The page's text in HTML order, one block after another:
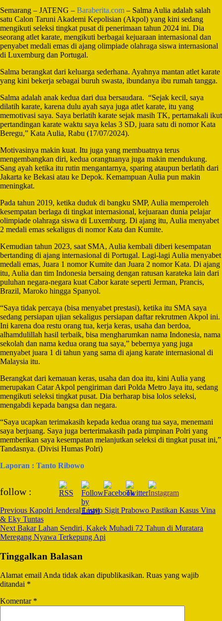
Semarang – JATENG – Baraberita.com – Salma Aulia adalah salah
satu Calon Taruni Akademi Kepolisian (Akpol) yang kini sedang
mengikuti seleksi tingkat pusat di penerimaan tahun 2024 ini. Dia
seorang atlet karate, mengikuti berbagai kejuaraan internasional dan
penyabet medali emas di ajang olimpiade olahraga siswa internasional
di Luxemburg dan Portugal.
Salma berangkat dari keluarga sederhana. Ayahnya mantan atlet karate
yang kini bekerja sebagai buruh swasta, ibundanya ibu rumah tangga.
Salma adalah anak kedua dari dua bersaudara. “Sejak kecil, saya
dilatih karate, karena dulu ayah saya juga atlet karate, itu yang
memotivasi saya. Saya berlatih karate sejak masih TK, pertamakali ikut
pertandingan karate waktu saya kelas 3 SD, juara satu di nomor Kata
Beregu,” Kata Aulia, Rabu (17/07/2024).
Motivasinya makin kuat. Itu juga yang membuatnya terus
mengembangkan diri, kedua orangtuanya juga makin mendukung.
Sang ayah ketika itu rutin mengantarnya, sparing ataupun berlatih dari
Jakarta ke Bekasi atau ke Depok. Kemampuan Aulia pun makin
meningkat.
Pada tahun 2019, ketika duduk di bangku SMP, Aulia memperoleh
kesempatan berlaga di tingkat internasional, kejuaraan dunia pelajar
olimpiade olahraga siswa di Luxemburg. Di ajang itu, Aulia menyabet
2 medali emas sekaligus di nomor Kata dan Kumite.
Kemudian tahun 2023, saat SMA, Aulia kembali diberi kesempatan
bertanding di ajang internasional di Portugal. Lagi-lagi Aulia menyabet
medali emas, Juara 1 nomor Kumite dan Juara 2 nomor Kata. Di ajang
itu, Aulia dan tim Indonesia bersaing dengan ratusan karateka lain dari
puluhan negara-negara kuat Cabor karate seperti Jerman, Prancis,
Brazil, Maroko hingga Spanyol.
“Saya tidak percaya (bisa menyabet prestasi), ketika itu SMA saya
sedang persiapan ujian sekaligus persiapan daftar rekrutmen Akpol ini.
Ini karena doa restu orang tua, kerja keras, usaha dan berdoa,
alhamdulillah hasil terbaik, bisa mengharumkan nama Indonesia, nama
sekolah dan nama kedua orang tua saya,” bebernya yang juga
menyabet juara 1 di tahun yang sama di ajang karate internasional di
Malaysia itu.
Berangkat dari kemauan keras, usaha dan doa itu, kini Aulia yang
merupakan Catar Akpol pengiriman dari Polda Metro Jaya itu, sedang
mengikuti seleksi tingkat pusat. Dia berharap bisa lolos seleksi,
mengabdi kepada bangsa dan negara.
“Saya ucapkan terimakasih kepada kedua orang tua saya, menemani
saya berjuang. Saya juga berterimakasih pada pimpinan Polri yang
memberikan saya kesempatan melanjutkan seleksi di tingkat pusat ini,”
Tandasnya. (Divisi Humas Polri)
Laporan : Tanto Ribowo
follow :
Navigation
Previous Kapolri Jenderal Listyo Sigit Prabowo Pastikan Kasus Vina
& Eky Tuntas
Next Bakar Lahan Sendiri, Kakek Muhadi 72 Tahun di Muratara
Meregang Nyawa Terkepung Api
Tinggalkan Balasan
Alamat email Anda tidak akan dipublikasikan. Ruas yang wajib
ditandai *
Komentar *